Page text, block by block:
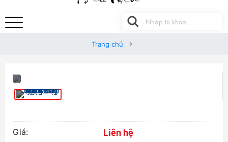
Trang chủ
Giá: Liên hệ